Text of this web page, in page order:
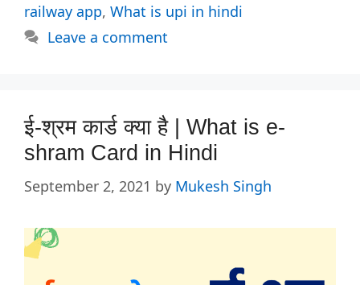
railway app, What is upi in hindi
Leave a comment
ई-श्रम कार्ड क्या है | What is e-
shram Card in Hindi
September 2, 2021 by Mukesh Singh